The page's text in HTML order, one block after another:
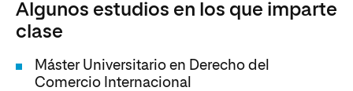
Algunos estudios en los que imparte
clase
Máster Universitario en Derecho del
Comercio Internacional